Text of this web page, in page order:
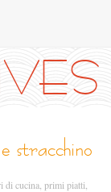
stracchino
di cucina primi piatti